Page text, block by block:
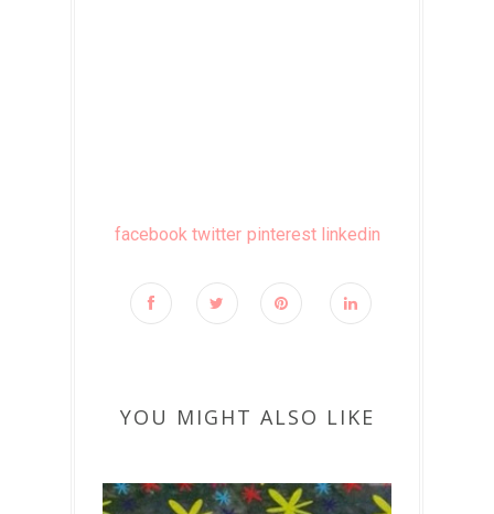
facebook twitter pinterest linkedin
YOU MIGHT ALSO LIKE